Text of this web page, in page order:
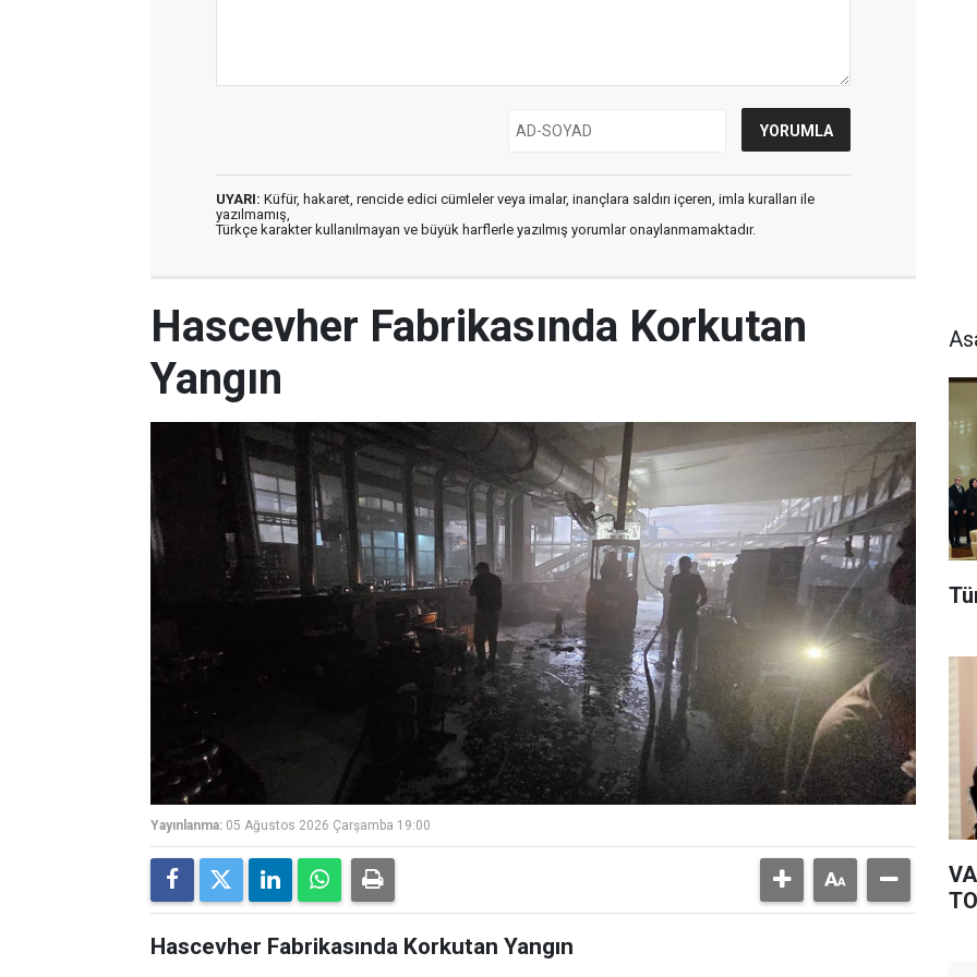
UYARI: Küfür, hakaret, rencide edici cümleler veya imalar, inançlara saldırı içeren, imla kuralları ile
yazılmamış,
Türkçe karakter kullanılmayan ve büyük harflerle yazılmış yorumlar onaylanmamaktadır.
Hascevher Fabrikasında Korkutan
Yangın
Yayınlanma: 05 Ağustos 2026 Çarşamba 19:00
Hascevher Fabrikasında Korkutan Yangın